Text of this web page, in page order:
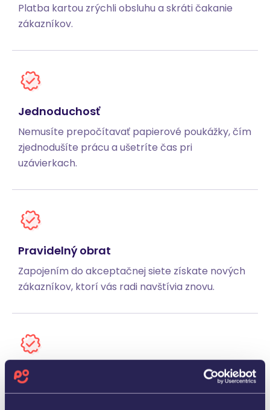
Platba kartou zrýchli obsluhu a skráti čakanie
zákazníkov.
Jednoduchosť
Nemusíte prepočítavať papierové poukážky, čím
zjednodušíte prácu a ušetríte čas pri
uzávierkach.
Pravidelný obrat
Zapojením do akceptačnej siete získate nových
zákazníkov, ktorí vás radi navštívia znovu.
Jednoduché zapojenie
Akceptáciu platieb elektronickými fpoho